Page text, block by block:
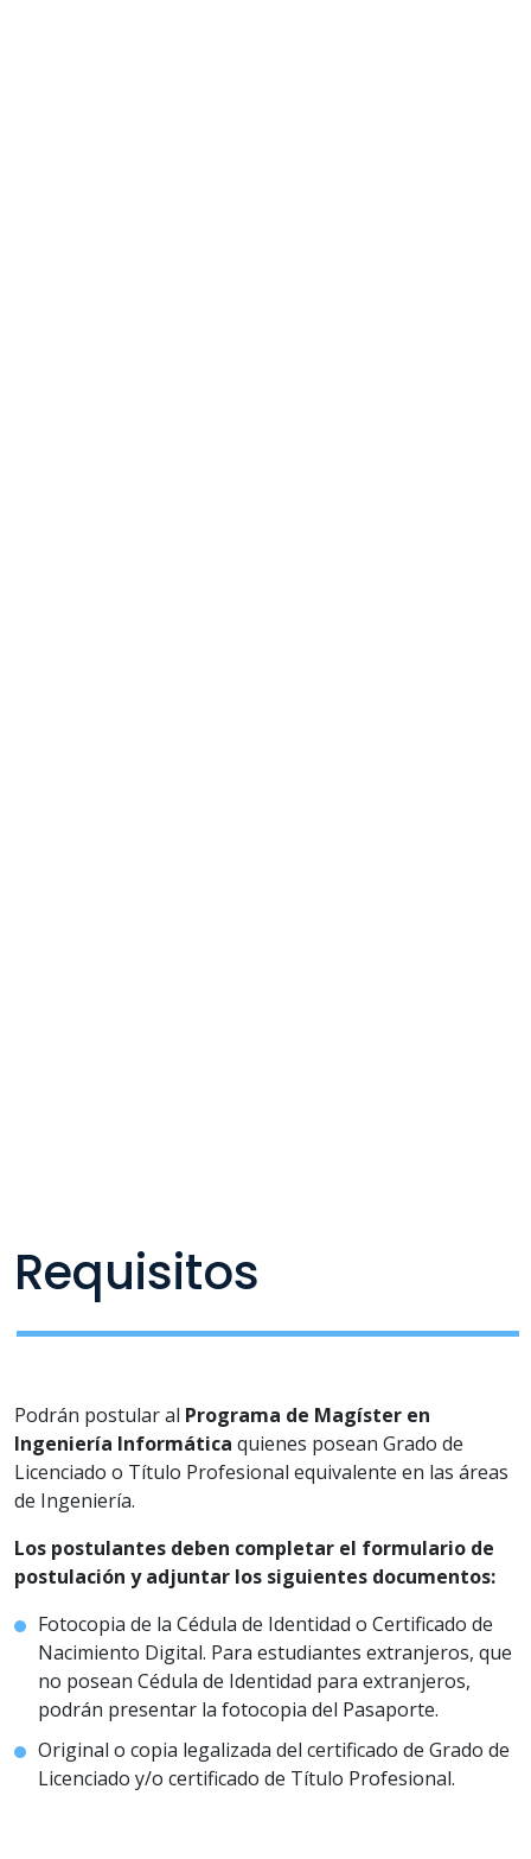
Podrán postular al Programa de Magíster en
Ingeniería Informática quienes posean Grado de
Licenciado o Título Profesional equivalente en las áreas
de Ingeniería.
Los postulantes deben completar el formulario de
postulación y adjuntar los siguientes documentos:
Fotocopia de la Cédula de Identidad o Certificado de
Nacimiento Digital. Para estudiantes extranjeros, que
no posean Cédula de Identidad para extranjeros,
podrán presentar la fotocopia del Pasaporte.
Original o copia legalizada del certificado de Grado de
Licenciado y/o certificado de Título Profesional.
Requisitos